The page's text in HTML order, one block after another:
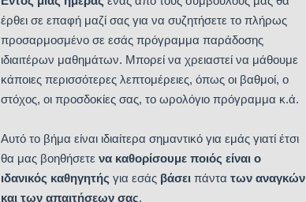
έρθει σε επαφή μαζί σας για να συζητήσετε το πλήρως
προσαρμοσμένο σε εσάς πρόγραμμα παράδοσης
ιδιαιτέρων μαθημάτων. Μπορεί να χρειαστεί να μάθουμε
κάποιες περισσότερες λεπτομέρειες, όπως οι βαθμοί, ο
στόχος, οι προσδοκίες σας, το ωρολόγιο πρόγραμμα κ.ά.
Αυτό το βήμα είναι ιδιαίτερα σημαντικό για εμάς γιατί έτσι
θα μας βοηθήσετενα καθορίσουμε ποιός είναι ο
ιδανικός καθηγητής για εσάς βάσει πάντα των αναγκών
και των απαιτήσεων σας.